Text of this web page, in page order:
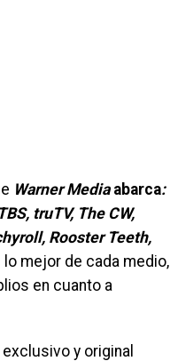
Warner Mediaabarca:
truTV, The CW,
Rooster Teeth,
mejor de cada medio,
en cuanto a
y original